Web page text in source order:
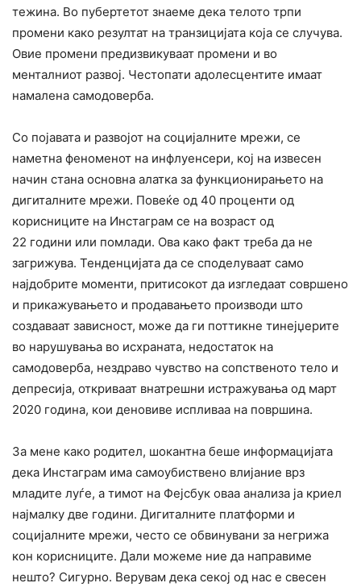
тежина. Во пубертетот знаеме дека телото трпи
промени како резултат на транзицијата која се случува.
Овие промени предизвикуваат промени и во
менталниот развој. Честопати адолесцентите имаат
намалена самодоверба.
Со појавата и развојот на социјалните мрежи, се
наметна феноменот на инфлуенсери, кој на извесен
начин стана основна алатка за функционирањето на
дигиталните мрежи. Повеќе од 40 проценти од
корисниците на Инстаграм се на возраст од
22 години или помлади. Ова како факт треба да не
загрижува. Тенденцијата да се споделуваат само
најдобрите моменти, притисокот да изгледаат совршено
и прикажувањето и продавањето производи што
создаваат зависност, може да ги поттикне тинејџерите
во нарушувања во исхраната, недостаток на
самодоверба, нездраво чувство на сопственото тело и
депресија, откриваат внатрешни истражувања од март
2020 година, кои деновиве испливаа на површина.
За мене како родител, шокантна беше информацијата
дека Инстаграм има самоубиствено влијание врз
младите луѓе, а тимот на Фејсбук оваа анализа ја криел
најмалку две години. Дигиталните платформи и
социјалните мрежи, често се обвинувани за негрижа
кон корисниците. Дали можеме ние да направиме
нешто? Сигурно. Верувам дека секој од нас е свесен